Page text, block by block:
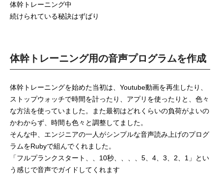
体幹トレーニング中
続けられている秘訣はずばり
体幹トレーニング用の音声プログラムを作成
体幹トレーニングを始めた当初は、Youtube動画を再生したり、
ストップウォッチで時間を計ったり、アプリを使ったりと、色々
な方法を使っていました。また最初はどれくらいの負荷がよいの
かわからず、時間も色々と調整してました。
そんな中、エンジニアの一人がシンプルな音声読み上げのプログ
ラムをRubyで組んでくれました。
「フルプランクスタート、、10秒、、、、5、4、3、2、1」とい
う感じで音声でガイドしてくれます